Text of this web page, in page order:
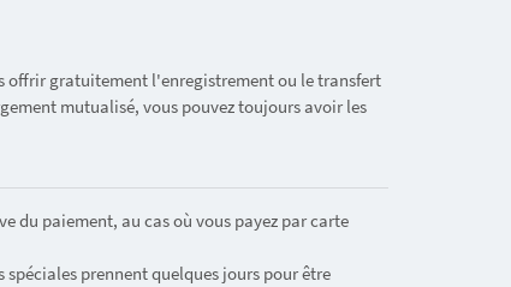
offrir gratuitement l'enregistrement ou le transfert
mutualisé, vous pouvez toujours avoir les
du paiement, au cas où vous payez par carte
spéciales prennent quelques jours pour être